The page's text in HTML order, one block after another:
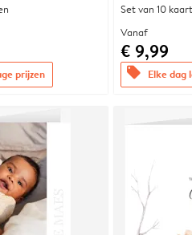
prijzen
Set van 10
Vanaf
€ 9,99
offers Elke dag